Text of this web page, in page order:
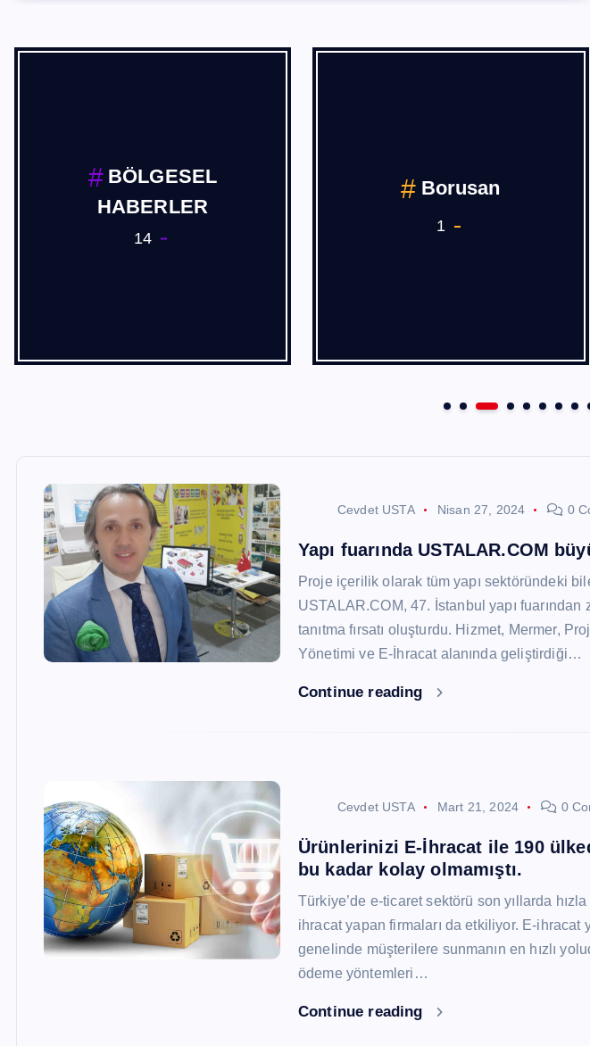
Cevdet Akif USTA COVİD 19
7
Cevdet USTA Nisan 27, 2024 0
Yapı fuarında USTALAR.COM
Proje içerilik olarak tüm yapı sektöründeki
USTALAR.COM, 47. İstanbul yapı
tanıtma fırsatı oluşturdu. Hizmet, Mermer,
Yönetimi ve E-İhracat alanında geliştirdiği…
Continue reading
Cevdet USTA Mart 21, 2024 0
Ürünlerinizi E-İhracat ile 190
bu kadar kolay olmamıştı.
Türkiye’de e-ticaret sektörü son yıllarda
ihracat yapan firmaları da etkiliyor. E-ihracat
genelinde müşterilere sunmanın en hızlı
ödeme yöntemleri…
Continue reading